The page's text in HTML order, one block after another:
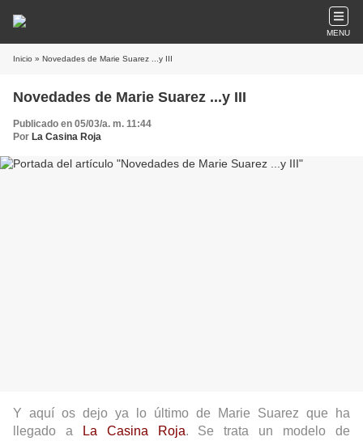
MENU
Inicio » Novedades de Marie Suarez ...y III
Novedades de Marie Suarez ...y III
Publicado en 05/03/a. m. 11:44
Por La Casina Roja
Y aquí os dejo ya lo último de Marie Suarez que ha
llegado a
La Casina Roja. Se trata un modelo de